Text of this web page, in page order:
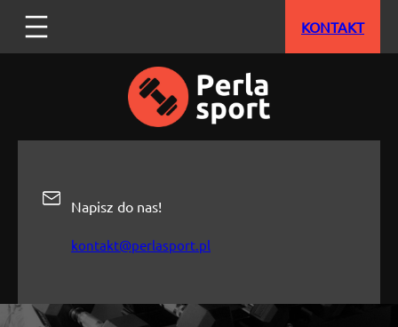
treści
KONTAKT
Napisz do nas!
kontakt@perlasport.pl